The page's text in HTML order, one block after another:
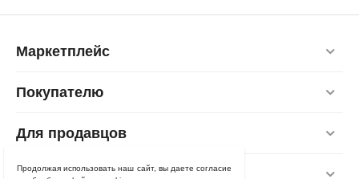
Маркетплейс
Покупателю
Для продавцов
Контакты
Продолжая использовать наш сайт, вы даете согласие